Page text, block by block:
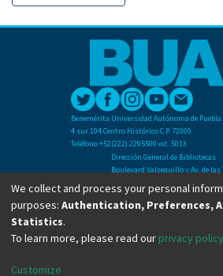
Benemérita Universidad Autónoma de Puebla
4 sur 104 Centro Histórico C.P. 72000
Teléfono +52(222) 2295500 ext. 5013
Dirección General de Bibliotecas
Boulevard Valsequillo y Av. de las
Ciudad Universitaria. Col. San
C.P. 72570
Teléfono +52 (222) 2295500 Ext
Copyright © Dirección General de
We collect and process your personal
purposes: Authentication, Preferences,
Statistics.
To learn more, please read our privacy policy
Customize